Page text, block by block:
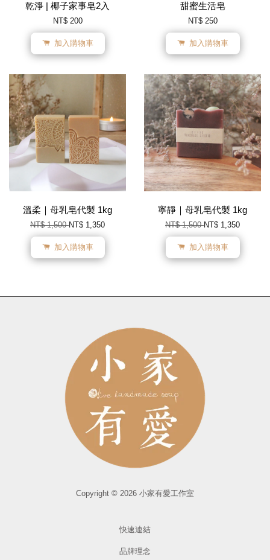
乾淨 | 椰子家事皂2入
NT$ 200
加入購物車
甜蜜生活皂
NT$ 250
加入購物車
溫柔｜母乳皂代製 1kg
NT$ 1,500NT$ 1,350
加入購物車
寧靜｜母乳皂代製 1kg
NT$ 1,500NT$ 1,350
加入購物車
Copyright © 2026 小家有愛工作室
快速連結
品牌理念